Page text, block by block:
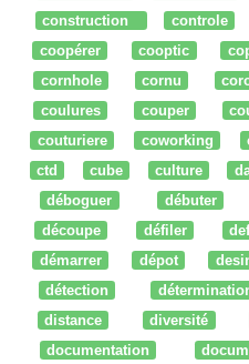
construction
controle
coopérer
cooptic
cornhole
cornu
coulures
couper
couturiere
coworking
ctd
cube culture
déboguer
débuter
découpe
défiler
démarrer
dépot
détection
distance
diversité
documentation